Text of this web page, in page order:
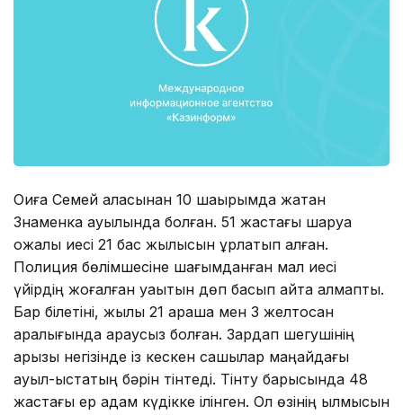
Оқиға Семей қаласынан 10 шақырымда жатқан
Знаменка ауылында болған. 51 жастағы шаруа
қожалық иесі 21 бас жылқысын ұрлатып алған.
Полиция бөлімшесіне шағымданған мал иесі
үйірдің жоғалған уақытын дөп басып айта алмапты.
Бар білетіні, жылқы 21 қараша мен 3 желтоқсан
аралығында қараусыз болған. Зардап шегушінің
арызы негізінде із кескен сақшылар маңайдағы
ауыл-қыстақтың бәрін тінтеді. Тінту барысында 48
жастағы ер адам күдікке ілінген. Ол өзінің қылмысын